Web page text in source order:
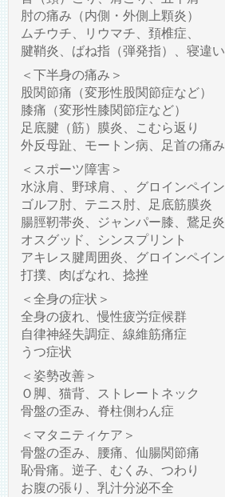
肘の痛み（内側・外側上顆炎）
ムチウチ、リウマチ、頚椎症、
腱鞘炎、ばね指（弾発指）、寝違い
＜下半身の痛み＞
股関節痛（変形性股関節症など）
膝痛（変形性膝関節症など）
足底腱（筋）膜炎、こむら返り
外反母趾、モートン病、足首の痛み
＜スポーツ障害＞
水泳肩、野球肩、、グロインペイン
ゴルフ肘、テニス肘、足底筋膜炎
腸脛靭帯炎、ジャンパー膝、鵞足炎
オスグッド、シンスプリント
アキレス腱周囲炎、グロインペイン
打撲、肉ばなれ、捻挫
＜全身の症状＞
全身の疲れ、慢性疲労症候群
自律神経失調症、線維筋痛症
うつ症状
＜姿勢改善＞
Ｏ脚、猫背、ストレートネック
骨盤の歪み、脊柱側わん症
＜マタニティケア＞
骨盤の歪み、腰痛、仙腸関節痛
恥骨痛。逆子、むくみ、つわり
お腹の張り、乳汁分泌不全